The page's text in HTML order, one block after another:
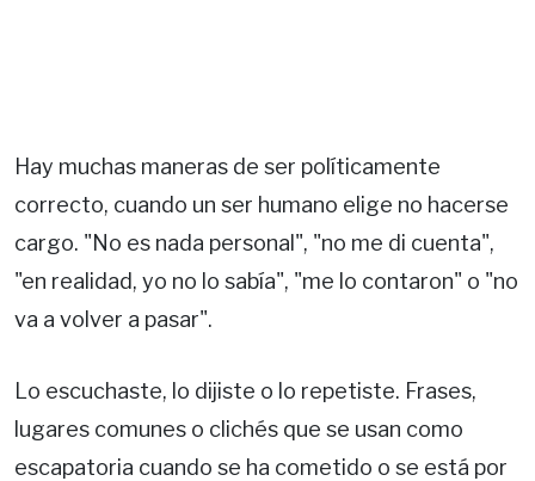
Hay muchas maneras de ser políticamente
correcto, cuando un ser humano elige no hacerse
cargo. "No es nada personal", "no me di cuenta",
"en realidad, yo no lo sabía", "me lo contaron" o "no
va a volver a pasar".
Lo escuchaste, lo dijiste o lo repetiste. Frases,
lugares comunes o clichés que se usan como
escapatoria cuando se ha cometido o se está por